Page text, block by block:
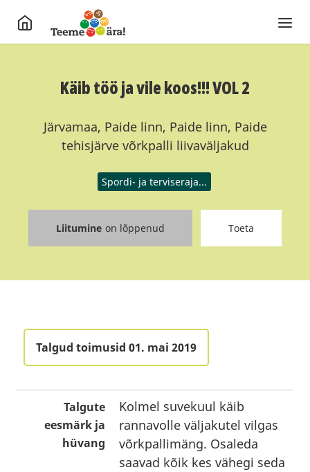
Käib töö ja vile koos!!! VOL 2
Järvamaa, Paide linn, Paide linn, Paide
tehisjärve võrkpalli liivaväljakud
Spordi- ja terviseraja...
Liitumine on lõppenud Toeta
Talgud toimusid 01. mai 2019
Talgute
eesmärk ja
hüvang
Kolmel suvekuul käib
rannavolle väljakutel vilgas
võrkpallimäng. Osaleda
saavad kõik kes vähegi seda